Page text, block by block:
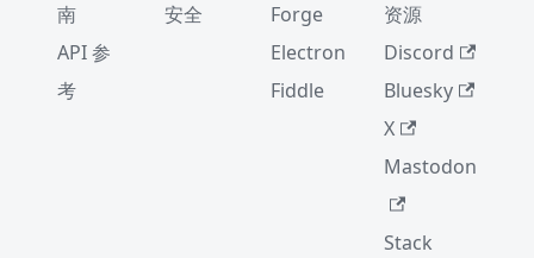
南
API 参
考
安全
Forge
Electron
Fiddle
资源
Discord
Bluesky
X
Mastodon
Stack